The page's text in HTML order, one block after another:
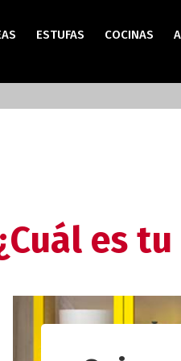
ESTUFAS COCINAS
es